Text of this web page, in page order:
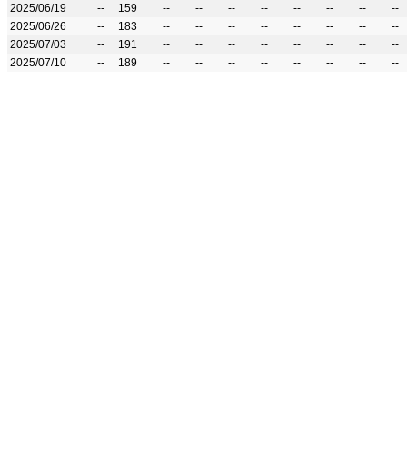
2025/06/19
-- 159 -- -- -- -- -- -- --
--
2025/06/26
-- 183 -- -- -- -- -- -- --
--
2025/07/03
-- 191 -- -- -- -- -- -- --
--
2025/07/10
-- 189 -- -- -- -- -- -- -- --